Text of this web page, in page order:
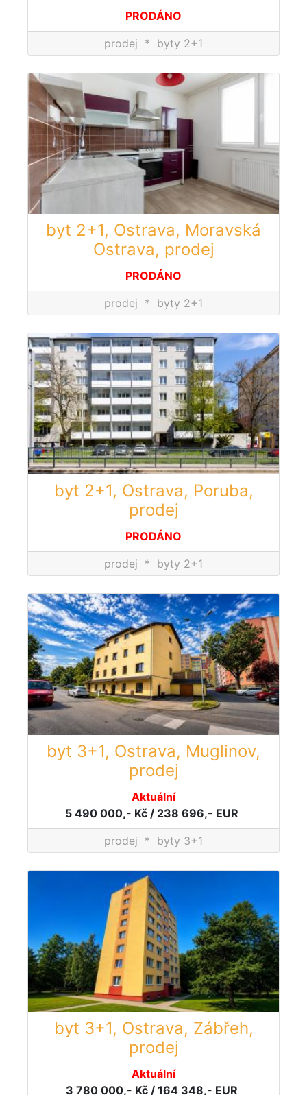
PRODÁNO
prodej * byty 2+1
byt 2+1, Ostrava, Moravská
Ostrava, prodej
PRODÁNO
prodej * byty 2+1
byt 2+1, Ostrava, Poruba,
prodej
PRODÁNO
prodej * byty 2+1
byt 3+1, Ostrava, Muglinov,
prodej
Aktuální
5 490 000,- Kč / 238 696,- EUR
prodej * byty 3+1
byt 3+1, Ostrava, Zábřeh,
prodej
Aktuální
3 780 000,- Kč / 164 348,- EUR